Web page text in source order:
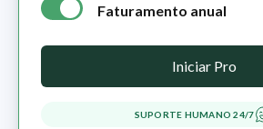
annual billing - free plan $0 per
Faturamento anual
Iniciar Pro
SUPORTE HUMANO 24/7